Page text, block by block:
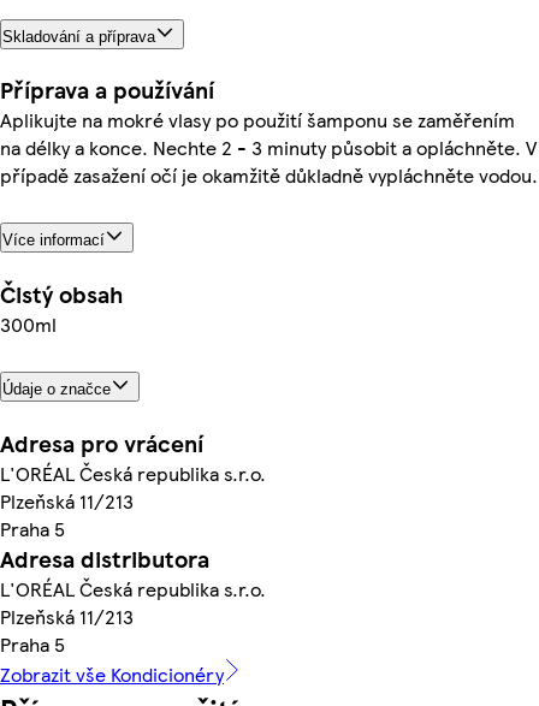
Skladování a příprava
Příprava a používání
Aplikujte na mokré vlasy po použití šamponu se zaměřením
na délky a konce. Nechte 2 - 3 minuty působit a opláchněte. V
případě zasažení očí je okamžitě důkladně vypláchněte vodou.
Více informací
Čistý obsah
300ml
Údaje o značce
Adresa pro vrácení
L'ORÉAL Česká republika s.r.o.
Plzeňská 11/213
Praha 5
Adresa distributora
L'ORÉAL Česká republika s.r.o.
Plzeňská 11/213
Praha 5
Zobrazit vše Kondicionéry